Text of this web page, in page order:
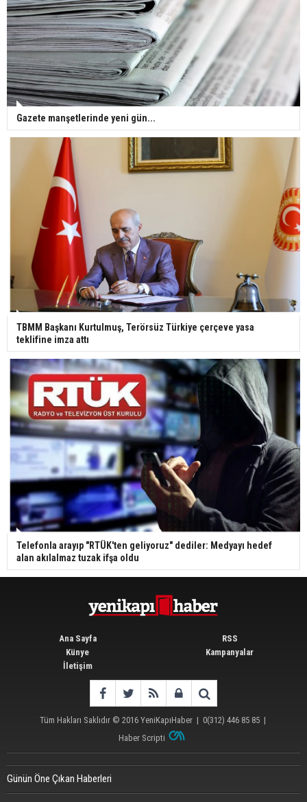
Gazete manşetlerinde yeni gün...
TBMM Başkanı Kurtulmuş, Terörsüz Türkiye çerçeve yasa
teklifine imza attı
Telefonla arayıp "RTÜK'ten geliyoruz" dediler: Medyayı hedef
alan akılalmaz tuzak ifşa oldu
Ana Sayfa
Künye
İletişim
RSS
Kampanyalar
Tüm Hakları Saklıdır © 2016 YeniKapıHaber| 0(312) 446 85 85|
Haber Scripti
Günün Öne Çıkan Haberleri